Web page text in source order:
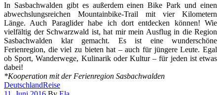
In Sasbachwalden gibt es außerdem einen Bike Park und einen
abwechslungsreichen Mountainbike-Trail mit vier Kilometern
Länge. Auch Paraglider habe ich dort entdecken können! Wie
vielfältig der Schwarzwald ist, hat mir mein Ausflug in die Region
Sasbachwalden klar gemacht. Es ist eine wunderschöne
Ferienregion, die viel zu bieten hat – auch für jüngere Leute. Egal
ob Sport, Wanderwege, Kulinarik oder Kultur – für jeden ist etwas
dabei!
*Kooperation mit der Ferienregion Sasbachwalden
DeutschlandReise